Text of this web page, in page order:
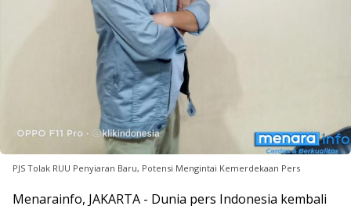
PJS Tolak RUU Penyiaran Baru, Potensi Mengintai Kemerdekaan Pers
Menarainfo, JAKARTA - Dunia pers Indonesia kembali